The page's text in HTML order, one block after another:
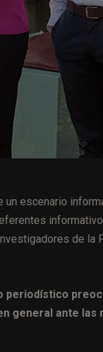
escenario
de la
general ante las